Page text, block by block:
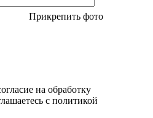
Прикрепить фото
на обработку
с политикой